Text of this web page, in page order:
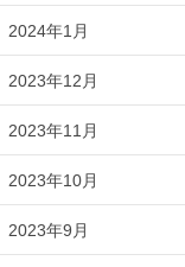
2024年1月
2023年12月
2023年11月
2023年10月
2023年9月